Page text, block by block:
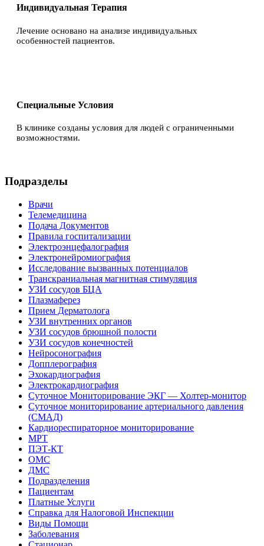
Индивидуальная Терапия
Лечение основано на анализе индивидуальных
особенностей пациентов.
Специальные Условия
В клинике созданы условия для людей с ограниченными
возможностями.
Подразделы
Врачи
Телемедицина
Подача Документов
Правила госпитализации
Электроэнцефалография
Электронейромиография
Исследование вызванных потенциалов
Транскраниальная магнитная стимуляция
УЗИ сосудов БЦА
Плазмаферез
Прием Дерматолога
УЗИ внутренних органов
УЗИ сосудов брюшной полости
УЗИ сосудов конечностей
Нейросонография
Допплерография
Эхокардиография
Электрокардиография
Суточное Мониторирование ЭКГ — Холтер-монитор
Суточное мониторирование артериального давления
(СМАД)
Кардиореспираторное мониторирование
МРТ
ПЭТ-КТ
ОМС
ДМС
Подразделения
Пациентам
Платные Услуги
Справка для Налоговой Инспекции
Виды Помощи
Заболевания